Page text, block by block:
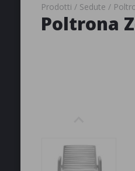
Prodotti Sedute
Poltrona